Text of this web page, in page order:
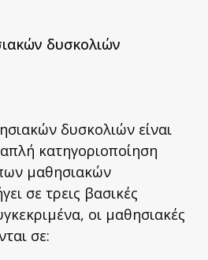
δυσκολιών
δυσκολιών είναι
κατηγοριοποίηση
μαθησιακών
σε τρεις βασικές
οι μαθησιακές
σε: